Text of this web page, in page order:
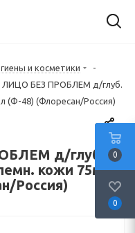
и косметики
-
ЛИЦО БЕЗ ПРОБЛЕМ д/глуб.
(Ф-48) (Флоресан/Россия)
д/глуб.
кожи 75мл
Россия)
0
0